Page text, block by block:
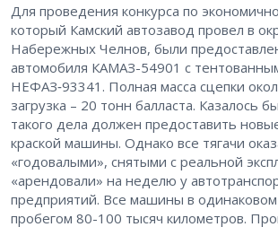
Для проведения конкурса по
который Камский автозавод провел в
Набережных Челнов, были
автомобиля КАМАЗ-54901 с
НЕФАЗ‑93341. Полная масса сцепки
загрузка – 20 тонн балласта. Казалось
такого дела должен предоставить
краской машины. Однако все тягачи
«годовалыми», снятыми с реальной
«арендовали» на неделю у
предприятий. Все машины в
пробегом 80-100 тысяч километров.